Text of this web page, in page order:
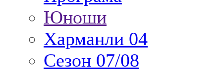
Юноши
Харманли 04
Сезон 07/08